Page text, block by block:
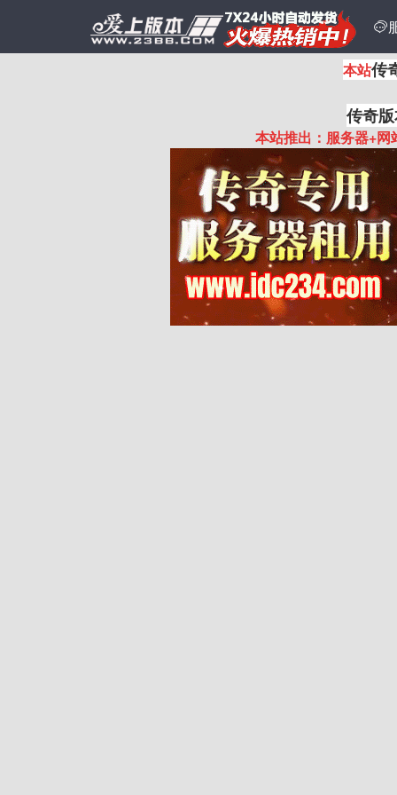

本站传
传奇
本站推出：服务器+